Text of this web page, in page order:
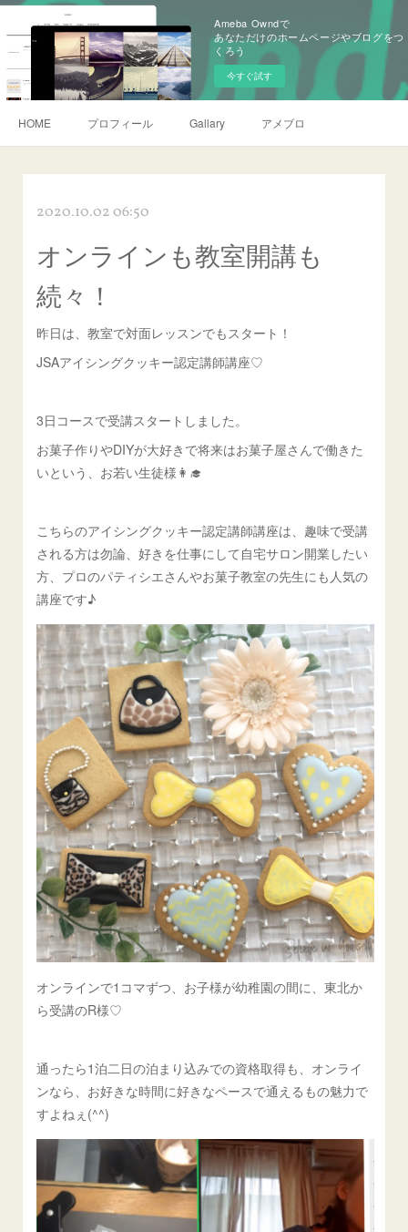
Ameba Owndで
あなただけのホームページやブログをつ
くろう
今すぐ試す
HOME プロフィール Gallary アメブロ
2020.10.02 06:50
オンラインも教室開講も
続々！
昨日は、教室で対面レッスンでもスタート！
JSAアイシングクッキー認定講師講座♡
3日コースで受講スタートしました。
お菓子作りやDIYが大好きで将来はお菓子屋さんで働きた
いという、お若い生徒様👩‍🎓
こちらのアイシングクッキー認定講師講座は、趣味で受講
される方は勿論、好きを仕事にして自宅サロン開業したい
方、プロのパティシエさんやお菓子教室の先生にも人気の
講座です♪
オンラインで1コマずつ、お子様が幼稚園の間に、東北か
ら受講のR様♡
通ったら1泊二日の泊まり込みでの資格取得も、オンライ
ンなら、お好きな時間に好きなペースで通えるもの魅力で
すよねぇ(^^)